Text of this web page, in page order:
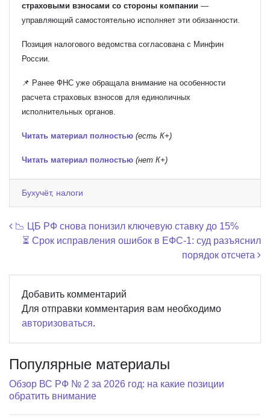
страховыми взносами со стороны компании —
управляющий самостоятельно исполняет эти обязанности.
Позиция налогового ведомства согласована с Минфин
России
📌 Ранее ФНС уже обращала внимание на особенности
расчета страховых взносов для единоличных
исполнительных органов.
Читать материал полностью (есть К+)
Читать материал полностью (нет К+)
Бухучёт, налоги
Навигация по записям
📉 ЦБ РФ снова понизил ключевую ставку до 15%
⏳ Срок исправления ошибок в ЕФС-1: суд разъяснил
порядок отсчета
Добавить комментарий
Для отправки комментария вам необходимо
авторизоваться.
Популярные материалы
Обзор ВС РФ № 2 за 2026 год: на какие позиции
обратить внимание